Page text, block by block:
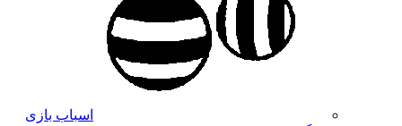
اسباب بازی